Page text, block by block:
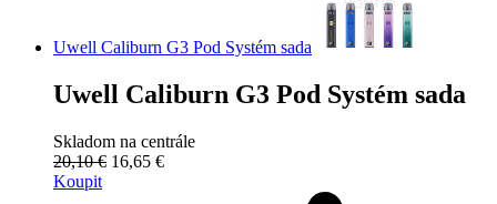
Uwell Caliburn G3 Pod Systém sada
Uwell Caliburn G3 Pod Systém sada
Skladom na centrále
20,10 € 16,65 €
Koupit